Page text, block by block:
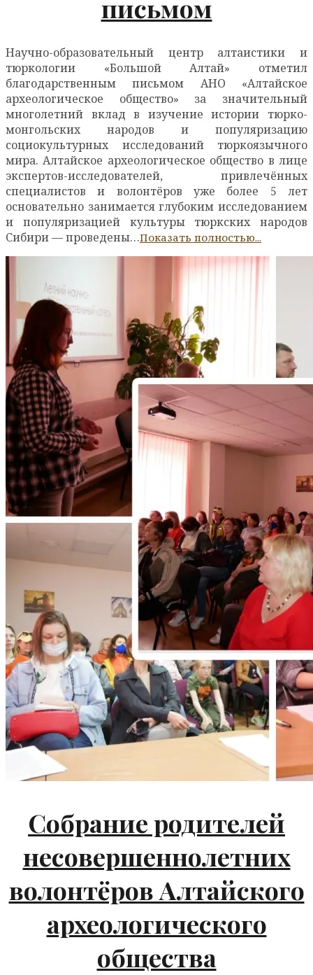
письмом
Научно-образовательный центр алтаистики и
тюркологии «Большой Алтай» отметил
благодарственным письмом АНО «Алтайское
археологическое общество» за значительный
многолетний вклад в изучение истории тюрко-
монгольских народов и популяризацию
социокультурных исследований тюркоязычного
мира. Алтайское археологическое общество в лице
экспертов-исследователей, привлечённых
специалистов и волонтёров уже более 5 лет
основательно занимается глубоким исследованием
и популяризацией культуры тюркских народов
Сибири — проведены…
Собрание родителей
несовершеннолетних
волонтёров Алтайского
археологического
общества